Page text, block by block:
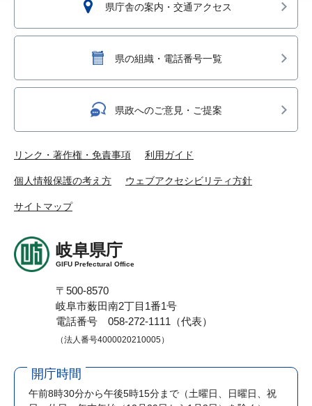
県庁舎の案内・交通アクセス
県の組織・電話番号一覧
県政へのご意見・ご提案
リンク・著作権・免責事項 利用ガイド
個人情報保護の考え方 ウェブアクセシビリティ方針
サイトマップ
岐阜県庁
GIFU Prefectural Office
〒500-8570
岐阜市薮田南2丁目1番1号
電話番号 058-272-1111（代表）
（法人番号4000020210005）
開庁時間
午前8時30分から午後5時15分まで （土曜日、日曜日、祝